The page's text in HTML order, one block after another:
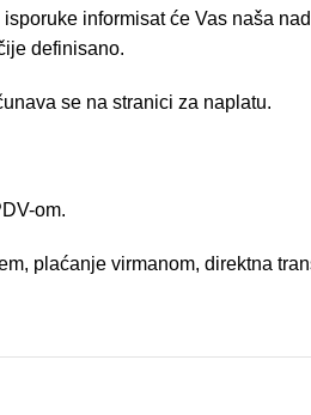
informisat će Vas naša
definisano.
se na stranici za naplatu.
om.
plaćanje virmanom, direktna